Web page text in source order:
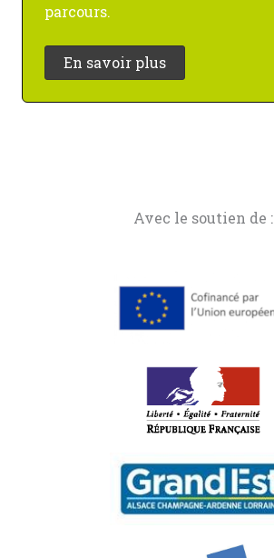
parcours.
En savoir plus
Avec le soutien de :